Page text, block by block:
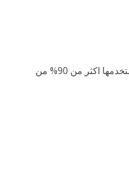
شرح تفصيلى لمنصة التداول الشهيرة ميتاتريدر و التى يستخدمها اكثر من 90% من